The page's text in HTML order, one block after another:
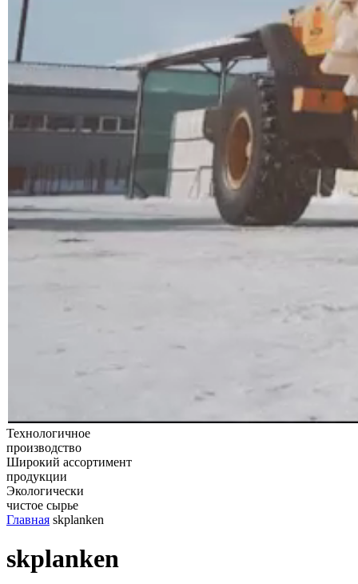
Технологичное
производство
Широкий ассортимент
продукции
Экологически
чистое сырье
Главная skplanken
skplanken